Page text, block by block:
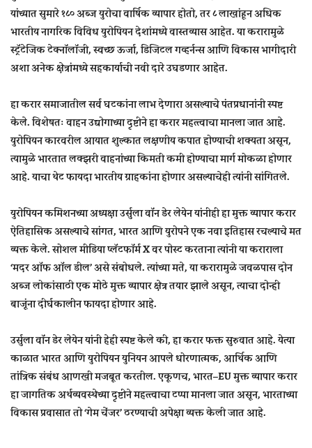
यांच्यात सुमारे १८० अब्ज युरोचा वार्षिक व्यापार होतो, तर ८ लाखांहून अधिक
भारतीय नागरिक विविध युरोपियन देशांमध्ये वास्तव्यास आहेत. या करारामुळे
स्ट्रॅटेजिक टेक्नॉलॉजी, स्वच्छ ऊर्जा, डिजिटल गव्हर्नन्स आणि विकास भागीदारी
अशा अनेक क्षेत्रांमध्ये सहकार्याची नवी दारे उघडणार आहेत.
हा करार समाजातील सर्व घटकांना लाभ देणारा असल्याचे पंतप्रधानांनी स्पष्ट
केले. विशेषतः वाहन उद्योगाच्या दृष्टीने हा करार महत्त्वाचा मानला जात आहे.
युरोपियन कारवरील आयात शुल्कात लक्षणीय कपात होण्याची शक्यता असून,
त्यामुळे भारतात लक्झरी वाहनांच्या किमती कमी होण्याचा मार्ग मोकळा होणार
आहे. याचा थेट फायदा भारतीय ग्राहकांना होणार असल्याचेही त्यांनी सांगितले.
युरोपियन कमिशनच्या अध्यक्षा उर्सुला वॉन डेर लेयेन यांनीही हा मुक्त व्यापार करार
ऐतिहासिक असल्याचे सांगत, भारत आणि युरोपने एक नवा इतिहास रचल्याचे मत
व्यक्त केले. सोशल मीडिया प्लॅटफॉर्म X वर पोस्ट करताना त्यांनी या कराराला
‘मदर ऑफ ऑल डील’ असे संबोधले. त्यांच्या मते, या करारामुळे जवळपास दोन
अब्ज लोकांसाठी एक मोठे मुक्त व्यापार क्षेत्र तयार झाले असून, त्याचा दोन्ही
बाजूंना दीर्घकालीन फायदा होणार आहे.
उर्सुला वॉन डेर लेयेन यांनी हेही स्पष्ट केले की, हा करार फक्त सुरुवात आहे. येत्या
काळात भारत आणि युरोपियन युनियन आपले धोरणात्मक, आर्थिक आणि
तांत्रिक संबंध आणखी मजबूत करतील. एकूणच, भारत–EU मुक्त व्यापार करार
हा जागतिक अर्थव्यवस्थेच्या दृष्टीने महत्त्वाचा टप्पा मानला जात असून, भारताच्या
विकास प्रवासात तो ‘गेम चेंजर’ ठरण्याची अपेक्षा व्यक्त केली जात आहे.